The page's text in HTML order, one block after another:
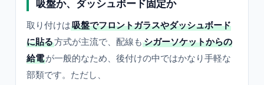
吸盤か、ダッシュボード固定か
取り付けは吸盤でフロントガラスやダッシュボード
に貼る方式が主流で、配線も シガーソケットからの
給電が一般的なため、後付けの中ではかなり手軽な
部類です。ただし、